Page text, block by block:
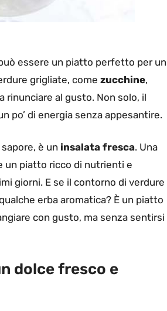
essere un piatto perfetto per un
grigliate, come zucchine,
rinunciare al gusto. Non solo, il
po’ di energia senza appesantire.
è un insalata fresca. Una
un piatto ricco di nutrienti e
giorni. E se il contorno di verdure
erba aromatica? È un piatto
con gusto, ma senza sentirsi
dolce fresco e